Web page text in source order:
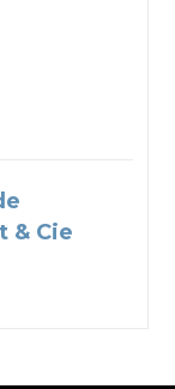
& Cie